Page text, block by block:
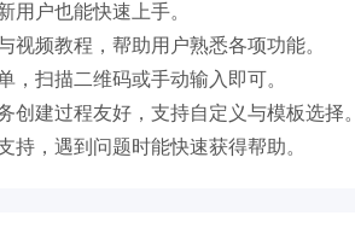
用户也能快速上手。
视频教程，帮助用户熟悉各项功能。
，扫描二维码或手动输入即可。
创建过程友好，支持自定义与模板选择。
持，遇到问题时能快速获得帮助。